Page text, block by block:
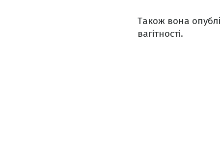
Також вона
вагітності.